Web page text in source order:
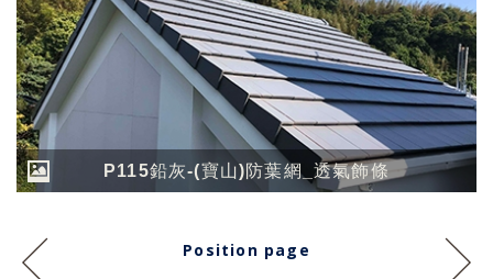
P115鉛灰-(寶山)防葉網_透氣飾條
Position page